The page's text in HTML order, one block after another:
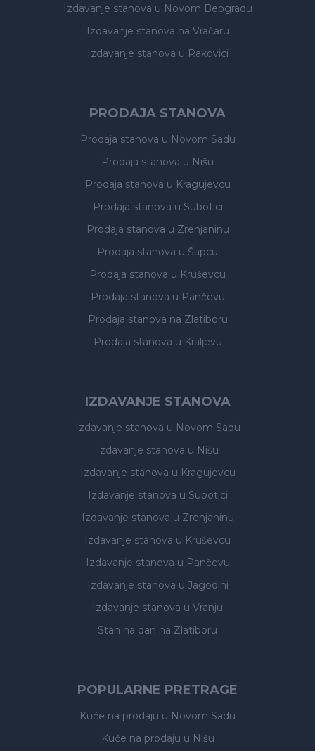
Izdavanje stanova u Novom Beogradu
Izdavanje stanova na Vračaru
Izdavanje stanova u Rakovici
PRODAJA STANOVA
Prodaja stanova u Novom Sadu
Prodaja stanova u Nišu
Prodaja stanova u Kragujevcu
Prodaja stanova u Subotici
Prodaja stanova u Zrenjaninu
Prodaja stanova u Šapcu
Prodaja stanova u Kruševcu
Prodaja stanova u Pančevu
Prodaja stanova na Zlatiboru
Prodaja stanova u Kraljevu
IZDAVANJE STANOVA
Izdavanje stanova u Novom Sadu
Izdavanje stanova u Nišu
Izdavanje stanova u Kragujevcu
Izdavanje stanova u Subotici
Izdavanje stanova u Zrenjaninu
Izdavanje stanova u Kruševcu
Izdavanje stanova u Pančevu
Izdavanje stanova u Jagodini
Izdavanje stanova u Vranju
Stan na dan na Zlatiboru
POPULARNE PRETRAGE
Kuće na prodaju u Novom Sadu
Kuće na prodaju u Nišu